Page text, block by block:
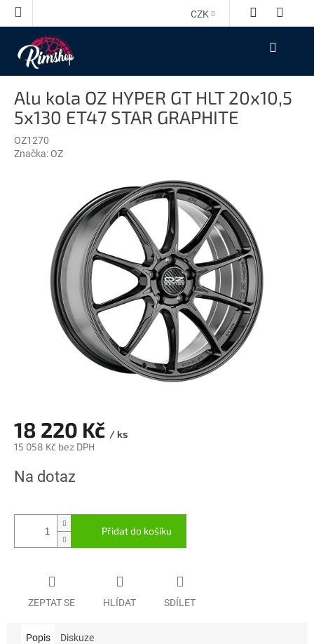
Přejít
CZK
NÁKUPNÍ
Alu kola OZ HYPER GT HLT 20x10,5
5x130 ET47 STAR GRAPHITE
OZ1270
Značka: OZ
18 220 Kč / ks
15 058 Kč bez DPH
cena:
Na dotaz
Přidat do košíku
ZEPTAT SE HLÍDAT SDÍLET
Popis Diskuze